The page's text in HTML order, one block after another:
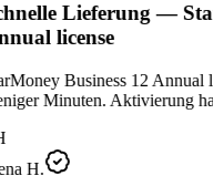
Lieferung —
license
Business 12 Annual
Minuten. Aktivierung
H.